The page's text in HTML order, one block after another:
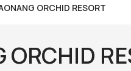
ORCHID RESORT
ORCHID